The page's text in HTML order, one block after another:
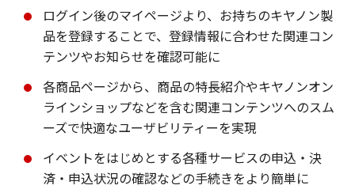
ログイン後のマイページより、お持ちのキヤノン製
品を登録することで、登録情報に合わせた関連コン
テンツやお知らせを確認可能に
各商品ページから、商品の特長紹介やキヤノンオン
ラインショップなどを含む関連コンテンツへのスム
ーズで快適なユーザビリティーを実現
イベントをはじめとする各種サービスの申込・決
済・申込状況の確認などの手続きをより簡単に